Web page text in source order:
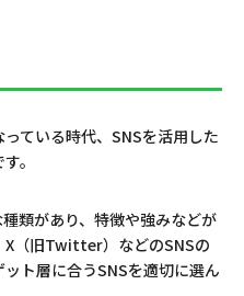
ている時代、SNSを活用した
。
類があり、特徴や強みなどが
（旧Twitter）などのSNSの
ト層に合うSNSを適切に選ん